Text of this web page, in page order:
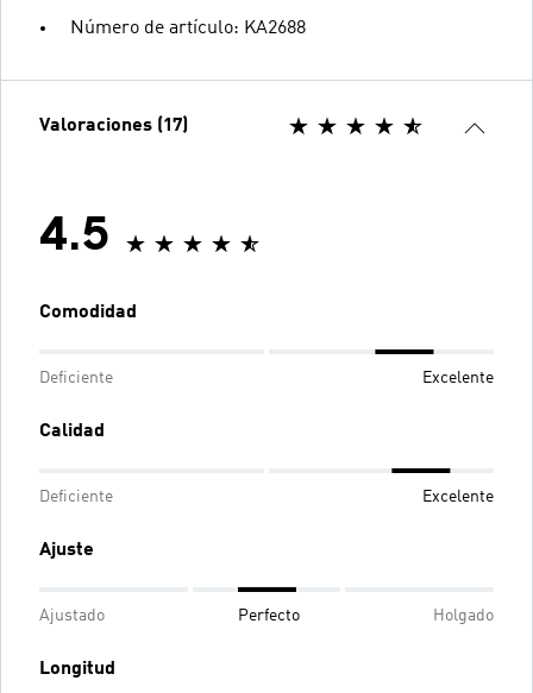
Número de artículo: KA2688
Valoraciones (17)
4.5
Comodidad
Deficiente Excelente
Calidad
Deficiente Excelente
Ajuste
Ajustado Perfecto Holgado
Longitud